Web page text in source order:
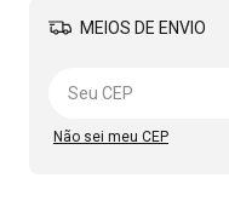
MEIOS DE ENVIO
Não sei meu CEP